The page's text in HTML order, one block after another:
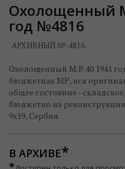
Охолощенный
год №4816
АРХИВНЫЙ №:4816
Охолощенный M.P. 40 1941
бюджетная МР, вся
общее состояние -
бюджетно на
9х19, Сербия.
В АРХИВЕ